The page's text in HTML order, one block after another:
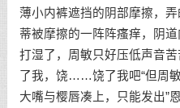
薄小内裤遮挡的阴部摩擦，
蒂被摩擦的一阵阵瘙痒，阴
打湿了，周敏只好压低声音
了我，饶……饶了我吧“但周
大嘴与樱唇凑上，只能发出”